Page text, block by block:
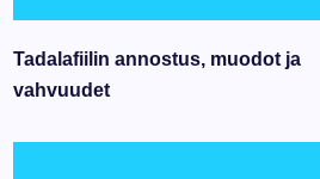
Tadalafiilin annostus, muodot ja
vahvuudet